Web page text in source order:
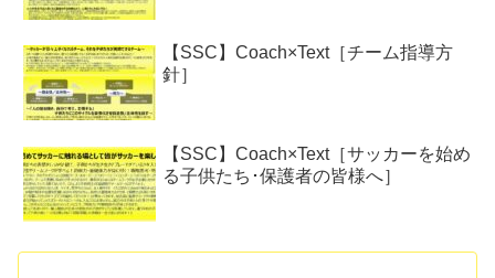
【SSC】Coach×Text［チーム指導方
針］
【SSC】Coach×Text［サッカーを始め
る子供たち･保護者の皆様へ］